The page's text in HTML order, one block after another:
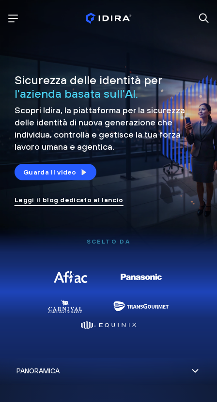
Sicurezza delle identità per
l'azienda basata sull'AI.
Scopri Idira, la piattaforma per la sicurezza
delle identità di nuova generazione che
individua, controlla e gestisce la tua forza
lavoro umana e agentica.
Guarda il video
Leggi il blog dedicato al lancio
SCELTO DA